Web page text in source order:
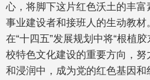
心，将脚下这片红色沃土的丰富
事业建设者和接班人的生动教
在“十四五”发展规划中将“根植
校特色文化建设的重要方向，
和浸润中，成为党的红色基因